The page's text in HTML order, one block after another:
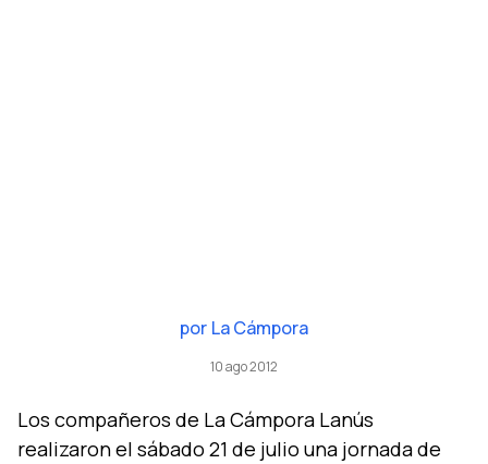
por La Cámpora
10 ago 2012
Los compañeros de La Cámpora Lanús
realizaron el sábado 21 de julio una jornada de